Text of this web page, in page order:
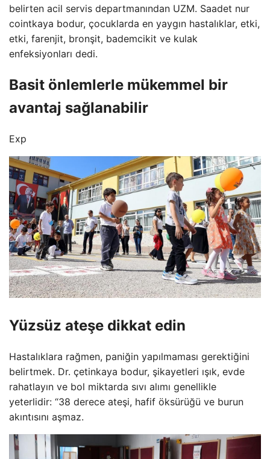
belirten acil servis departmanından UZM. Saadet nur
cointkaya bodur, çocuklarda en yaygın hastalıklar, etki,
etki, farenjit, bronşit, bademcikit ve kulak
enfeksiyonları dedi.
Basit önlemlerle mükemmel bir
avantaj sağlanabilir
Exp
Yüzsüz ateşe dikkat edin
Hastalıklara rağmen, paniğin yapılmaması gerektiğini
belirtmek. Dr. çetinkaya bodur, şikayetleri ışık, evde
rahatlayın ve bol miktarda sıvı alımı genellikle
yeterlidir: “38 derece ateşi, hafif öksürüğü ve burun
akıntısını aşmaz.